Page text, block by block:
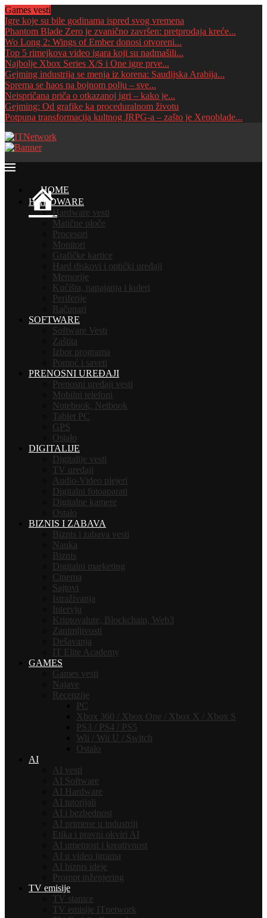
Games vesti
Igre koje su bile godinama ispred svog vremena
Phantom Blade Zero je zvanično završen: pretprodaja kreće...
Wo Long 2: Wings of Ember donosi otvoreni...
Top 5 rimejkova video igara koji su nadmašili...
Najbolje Xbox Series X/S i One igre prve...
Gejming industrija se menja iz korena: Saudijska Arabija...
Sprema se haos na bojnom polju – sve...
Neispričana priča o otkazanoj igri – kako je...
Gejming: Od grafike ka proceduralnom životu
Potpuna transformacija kultnog JRPG-a – zašto je Xenoblade...
HOME
HARDWARE
Hardware vesti
Matične ploče
Procesori
Monitori
Grafičke kartice
Hard diskovi i optički uređaji
Memorije
Kućišta, napajanja i kuleri
Periferije
Računari
SOFTWARE
Software Vesti
Zaštita
Izbor programa
Pomoć i saveti
PRENOSNI UREĐAJI
Prenosni uređaji vesti
Mobilni telefoni
Notebook, Netbook
Tablet PC
GPS
Ostalo
DIGITALIJE
Digitalije vesti
TV uređaji
Audio-Video plejeri
Digitalni fotoaparati
Digitalne kamere
Ostalo
BIZNIS I ZABAVA
Biznis i zabava vesti
Nauka
Biznis
Digitalni marketing
Cinema
Sajtovi
Istraživanja
Intervju
Kriptovalute, Blockchain, Web3
Zanimljivosti
Dešavanja
IT Elite Academy
GAMES
Games vesti
Najave
Recenzije
PC
Xbox 360 / Xbox One / Xbox X / Xbox S
PS3 / PS4 / PS5
Wii / Wii U / Switch
Ostalo
AI
AI vesti
AI Software
AI Hardware
AI tutorijali
AI i bezbednost
AI primene u industriji
Etika i pravni okviri AI
AI umetnost i kreativnost
AI u video igrama
AI biznis ideje
Prompt inženjering
TV emisije
TV stanice
TV emisije ITnetwork